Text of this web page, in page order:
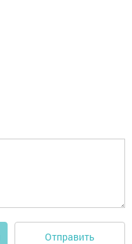
Отправить